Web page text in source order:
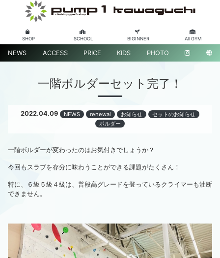
SHOP SCHOOL BIGINNER All GYM
NEWS ACCESS PRICE KIDS PHOTO
一階ボルダーセット完了！
2022.04.09 NEWS renewal お知らせ
セットのお知らせ
ボルダー
一階ボルダーが変わったのはお気付きでしょうか？
今回もスラブを存分に味わうことができる課題がたくさん！
特に、６級５級４級は、普段高グレードを登っているクライマーも油断
できません。